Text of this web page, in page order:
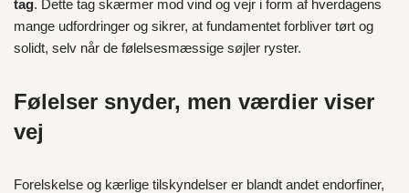
tag. Dette tag skærmer mod vind og vejr i form af hverdagens
mange udfordringer og sikrer, at fundamentet forbliver tørt og
solidt, selv når de følelsesmæssige søjler ryster.
Følelser snyder, men værdier viser
vej
Forelskelse og kærlige tilskyndelser er blandt andet endorfiner,